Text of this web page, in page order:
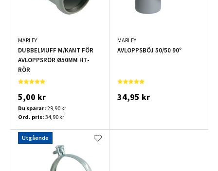
MARLEY
DUBBELMUFF M/KANT FÖR
AVLOPPSRÖR Ø50MM HT-
RÖR
5,00 kr
Du sparar: 29,90 kr
Ord. pris: 34,90 kr
MARLEY
AVLOPPSBÖJ 50/50 90°
34,95 kr
Utgående